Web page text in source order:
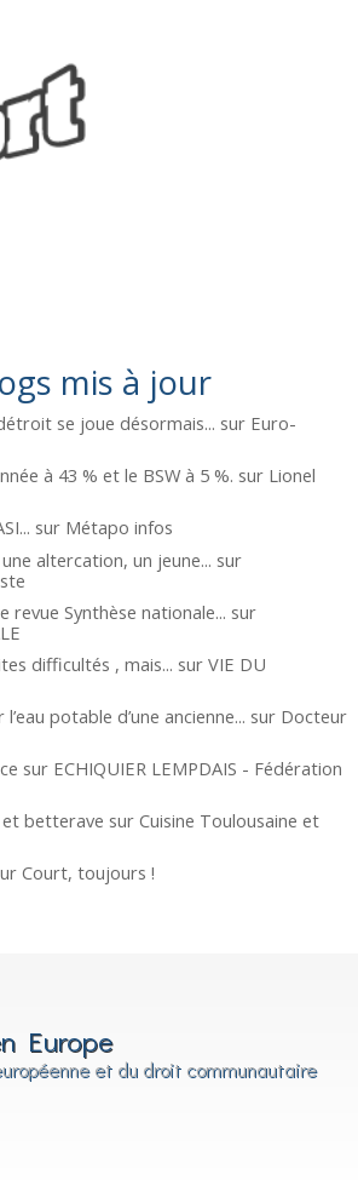
mis à jour
se joue désormais... sur Euro-
à 43 % et le BSW à 5 %. sur Lionel
sur Métapo infos
altercation, un jeune... sur
revue Synthèse nationale... sur
difficultés , mais... surVIE DU
potable d’une ancienne... sur Docteur
sur ECHIQUIER LEMPDAIS - Fédération
betterave surCuisine Toulousaine et
Court, toujours !
Europe
et du droit communautaire